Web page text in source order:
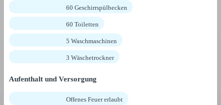
60 Geschirrspülbecken
60 Toiletten
5 Waschmaschinen
3 Wäschetrockner
Aufenthalt und Versorgung
Offenes Feuer erlaubt